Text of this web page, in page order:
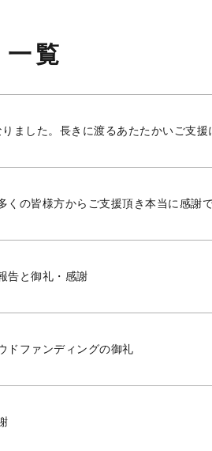
一覧
ました。長きに渡るあたたかいご支
くの皆様方からご支援頂き本当に感謝
告と御礼・感謝
ドファンディングの御礼